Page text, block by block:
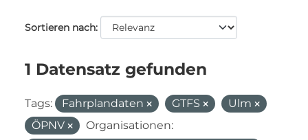
Sortieren nach
1 Datensatz gefunden
Tags: Fahrplandaten GTFS
Ulm
ÖPNV
Organisationen: